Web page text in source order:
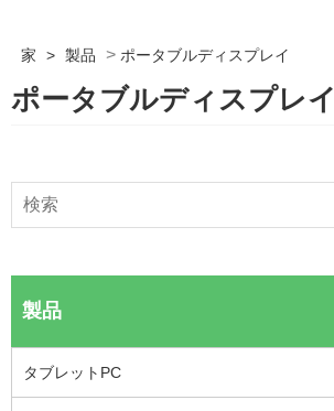
家 > 製品 > ポータブルディスプレイ
ポータブルディスプレイ
製品
タブレットPC